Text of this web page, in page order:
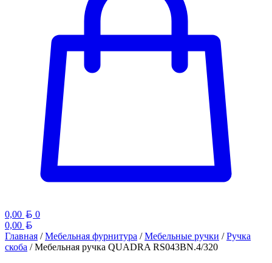
0,00 Белорусский рубль
0
0,00
Главная /Мебельная фурнитура /Мебельные ручки /Ручка
скоба / Мебельная ручка QUADRA RS043BN.4/320